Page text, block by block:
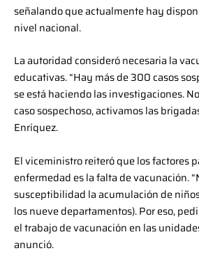
señalando que actualmente hay
nivel nacional.
La autoridad consideró necesaria la
educativas. “Hay más de 300 casos
se está haciendo las investigaciones.
caso sospechoso, activamos las
Enríquez.
El viceministro reiteró que los factores
enfermedad es la falta de vacunación.
susceptibilidad la acumulación de
los nueve departamentos). Por eso,
el trabajo de vacunación en las
anunció.